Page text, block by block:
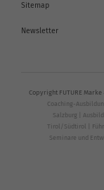
Sitemap
Newsletter
Copyright FUTURE
Coaching-
Salzburg
Tirol/Südtirol
Seminare und